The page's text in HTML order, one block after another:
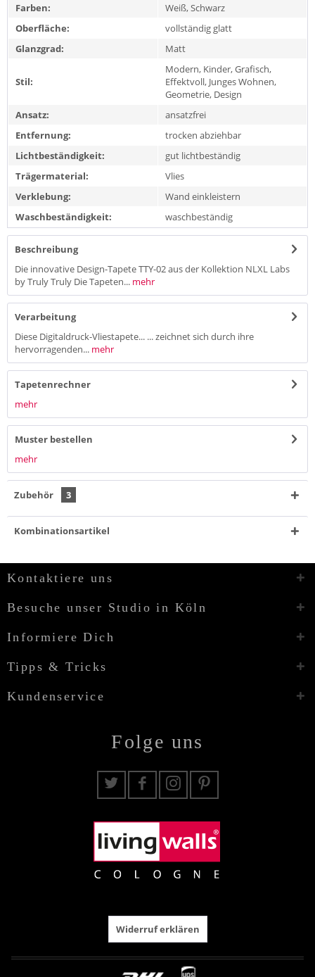
Farben:
Weiß, Schwarz
Oberfläche:
vollständig glatt
Glanzgrad:
Matt
Stil:
Modern, Kinder, Grafisch,
Effektvoll, Junges Wohnen,
Geometrie, Design
Ansatz:
ansatzfrei
Entfernung:
trocken abziehbar
Lichtbeständigkeit:
gut lichtbeständig
Trägermaterial:
Vlies
Verklebung:
Wand einkleistern
Waschbeständigkeit:
waschbeständig
Beschreibung
Die innovative Design-Tapete TTY-02 aus der Kollektion NLXL Labs
by Truly Truly Die Tapeten... mehr
Verarbeitung
Diese Digitaldruck-Vliestapete... ... zeichnet sich durch ihre
hervorragenden... mehr
Tapetenrechner
mehr
Muster bestellen
mehr
Zubehör 3
Kombinationsartikel
Kontaktiere uns
Besuche unser Studio in Köln
Informiere Dich
Tipps & Tricks
Kundenservice
Folge uns
Widerruf erklären